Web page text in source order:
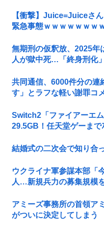
【衝撃】Juice=Juiceさ
緊急事態ｗｗｗｗｗｗｗ
無期刑の仮釈放、2025年
人が獄中死…「終身刑化
共同通信、6000件分の
す」とラフな軽い謝罪コ
Switch2「ファイアーエ
29.5GB！任天堂ゲーまで
結婚式の二次会で知り合
ウクライナ軍参謀本部「
人…新規兵力の募集規模
アミーズ事務所の首領ア
がついに決定してしまう